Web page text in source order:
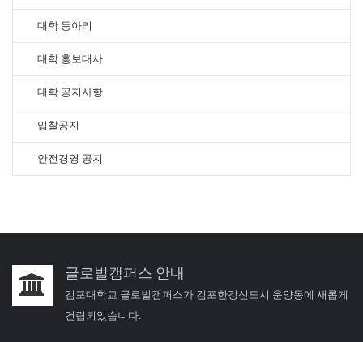
대학 동아리
대학 홍보대사
대학 공지사항
입찰공지
안전경영 공지
글로벌캠퍼스 안내
김포대학교 글로벌캠퍼스가 김포한강신도시 운양동에 새롭게
건립되었습니다.